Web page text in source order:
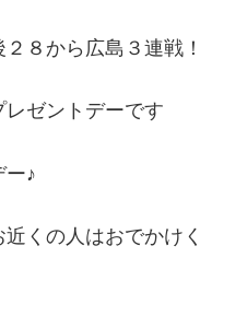
８から広島３連戦！
ゼントデーです
ー♪
くの人はおでかけく